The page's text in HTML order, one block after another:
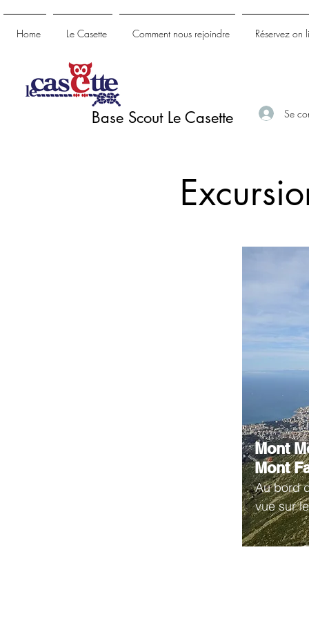
Home Le Casette Comment nous rejoindre Réservez on
Base Scout Le Casette Se
Mont
Mont
Au bord
vue sur